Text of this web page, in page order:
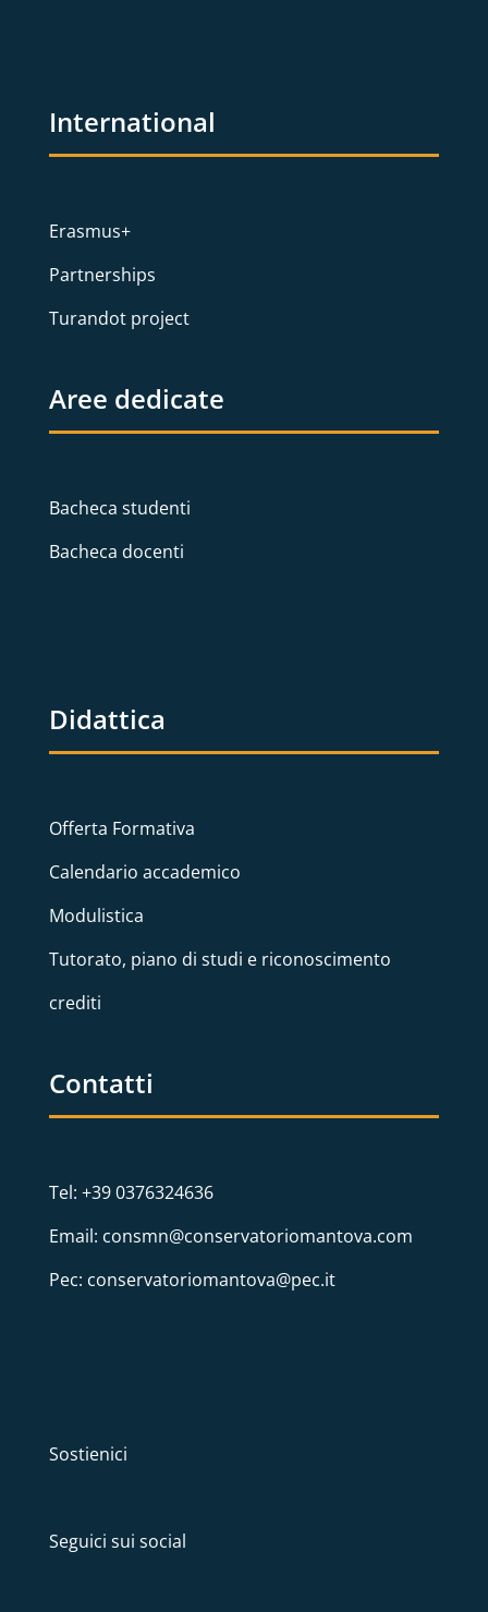
International
Erasmus+
Partnerships
Turandot project
Aree dedicate
Bacheca studenti
Bacheca docenti
Didattica
Offerta Formativa
Calendario accademico
Modulistica
Tutorato, piano di studi e riconoscimento
crediti
Contatti
Tel: +39 0376324636
Email: consmn@conservatoriomantova.com
Pec: conservatoriomantova@pec.it
Sostienici
Seguici sui social